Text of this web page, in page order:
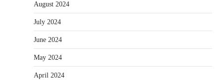
August 2024
July 2024
June 2024
May 2024
April 2024